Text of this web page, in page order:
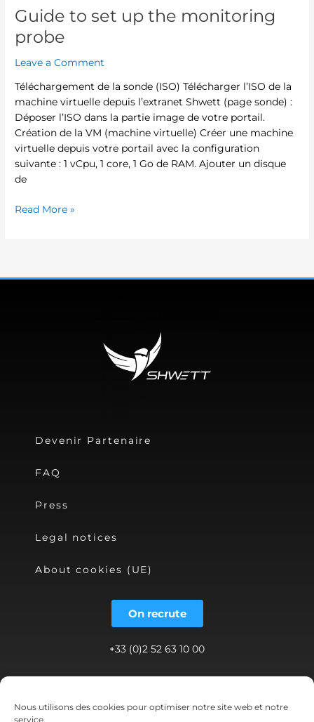
Nous utilisons des cookies pour optimiser notre site web et notre
service.
Guide to set up the monitoring
probe
Leave a Comment
Téléchargement de la sonde (ISO) Télécharger l’ISO de la
machine virtuelle depuis l’extranet Shwett (page sonde) :
Déposer l’ISO dans la partie image de votre portail.
Création de la VM (machine virtuelle) Créer une machine
virtuelle depuis votre portail avec la configuration
suivante : 1 vCpu, 1 core, 1 Go de RAM. Ajouter un disque
de
Guide
set
up
monitoring
probe
Read More »
Devenir Partenaire
FAQ
Press
Legal notices
About cookies (UE)
On recrute
+33 (0)2 52 63 10 00